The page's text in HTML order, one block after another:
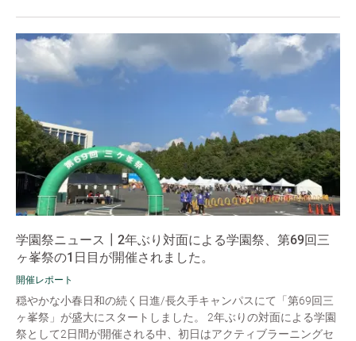
学園祭ニュース┃2年ぶり対面による学園祭、第69回三
ヶ峯祭の1日目が開催されました。
開催レポート
穏やかな小春日和の続く日進/長久手キャンパスにて「第69回三
ヶ峯祭」が盛大にスタートしました。 2年ぶりの対面による学園
祭として2日間が開催される中、初日はアクティブラーニングセ